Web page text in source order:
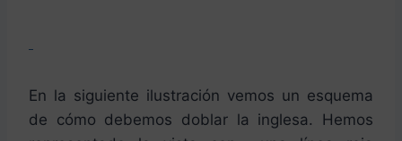
En la siguiente ilustración vemos un esquema
de cómo debemos doblar la inglesa. Hemos